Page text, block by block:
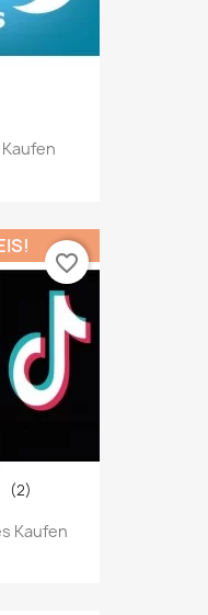
Kaufen
(2)
favorite_border